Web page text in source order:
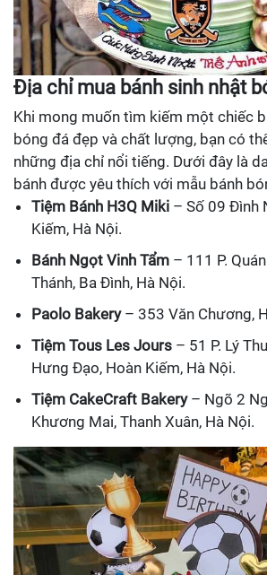
Địa chỉ mua bánh sinh nhật
Khi mong muốn tìm kiếm một chiếc
bóng đá đẹp và chất lượng, bạn có
những địa chỉ nổi tiếng. Dưới đây là
bánh được yêu thích với mẫu bánh
Tiệm Bánh H3Q Miki – Số 09 Đình
Kiếm, Hà Nội.
Bánh Ngọt Vinh Tẩm – 111 P.
Thánh, Ba Đình, Hà Nội.
Paolo Bakery– 353 Văn Chương,
Tiệm Tous Les Jours – 51 P. Lý
Hưng Đạo, Hoàn Kiếm, Hà Nội.
Tiệm CakeCraft Bakery– Ngõ 2
Khương Mai, Thanh Xuân, Hà Nội.